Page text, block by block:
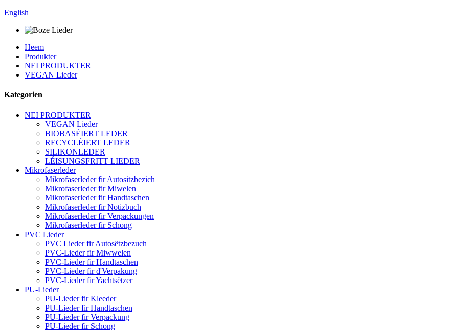
English
Heem
Produkter
NEI PRODUKTER
VEGAN Lieder
Kategorien
NEI PRODUKTER
VEGAN Lieder
BIOBASÉIERT LEDER
RECYCLÉIERT LEDER
SILIKONLEDER
LÉISUNGSFRITT LIEDER
Mikrofaserleder
Mikrofaserleder fir Autositzbezich
Mikrofaserleder fir Miwelen
Mikrofaserleder fir Handtaschen
Mikrofaserleder fir Notizbuch
Mikrofaserleder fir Verpackungen
Mikrofaserleder fir Schong
PVC Lieder
PVC Lieder fir Autosëtzbezuch
PVC-Lieder fir Miwwelen
PVC-Lieder fir Handtaschen
PVC-Lieder fir d'Verpakung
PVC-Lieder fir Yachtsëtzer
PU-Lieder
PU-Lieder fir Kleeder
PU-Lieder fir Handtaschen
PU-Lieder fir Verpackung
PU-Lieder fir Schong